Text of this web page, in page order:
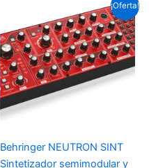
¡Oferta!
Behringer NEUTRON SINT
Sintetizador semimodular y
precio
original
era:
Soles
S/.1,656.0.
precio
actual
es:
Soles
S/.1,259.3.